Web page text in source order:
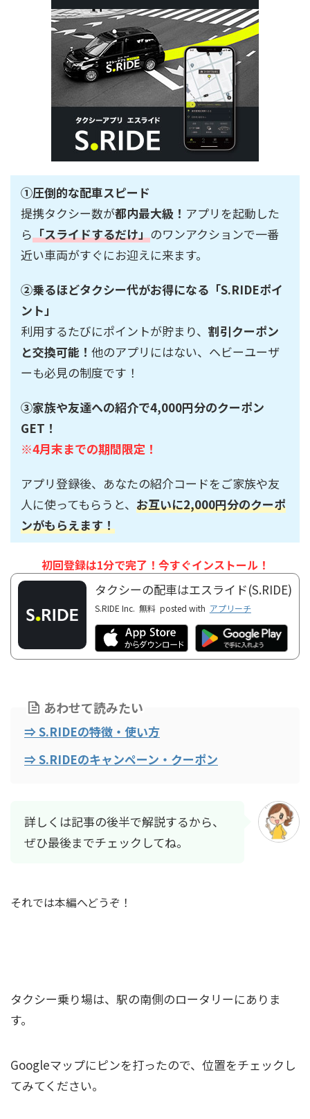
①圧倒的な配車スピード
提携タクシー数が都内最大級！ アプリを起動した
ら「スライドするだけ」のワンアクションで一番
近い車両がすぐにお迎えに来ます。
②乗るほどタクシー代がお得になる「S.RIDEポイ
ント」
利用するたびにポイントが貯まり、 割引クーポン
と交換可能！ 他のアプリにはない、ヘビーユーザ
ーも必見の制度です！
③家族や友達への紹介で4,000円分のクーポン
GET！
※4月末までの期間限定！
アプリ登録後、あなたの紹介コードをご家族や友
人に使ってもらうと、 お互いに2,000円分のクーポ
ンがもらえます！
初回登録は1分で完了！今すぐインストール！
タクシーの配車はエスライド(S.RIDE)
S.RIDE Inc. 無料 posted with アプリーチ
あわせて読みたい
⇒ S.RIDEの特徴・使い方
⇒ S.RIDEのキャンペーン・クーポン
詳しくは記事の後半で解説するから、
ぜひ最後までチェックしてね。
それでは本編へどうぞ！
タクシー乗り場は、駅の南側のロータリーにありま
す。
Googleマップにピンを打ったので、位置をチェックし
てみてください。